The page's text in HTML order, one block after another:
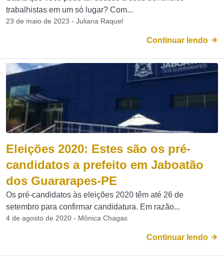
trabalhistas em um só lugar? Com...
23 de maio de 2023 - Juliana Raquel
Continuar lendo
Eleições 2020: Estes são os pré-
candidatos a prefeito em Jaboatão
dos Guararapes-PE
Os pré-candidatos às eleições 2020 têm até 26 de
setembro para confirmar candidatura. Em razão...
4 de agosto de 2020 - Mônica Chagas
Continuar lendo